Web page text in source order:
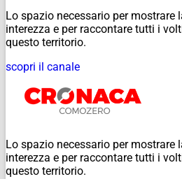
Lo spazio necessario per mostrare
interezza e per raccontare tutti i
questo territorio.
scopri il canale
Lo spazio necessario per mostrare
interezza e per raccontare tutti i
questo territorio.